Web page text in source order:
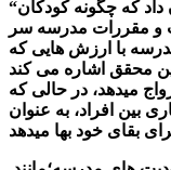
“گروتائز”(1980) در تحقیقات خود نشان داد که چگونه کودکان
و مقررات مدرسه سر
با ارزش هایی که
این محقق اشاره می کند
میدهد، در حالی که
بین افراد، به عنوان